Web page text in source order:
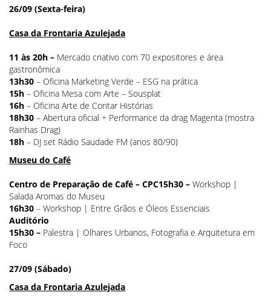
26/09 (Sexta-feira)
Casa da Frontaria Azulejada
11 às 20h – Mercado criativo com 70 expositores e área
gastronômica
13h30 – Oficina Marketing Verde – ESG na prática
15h – Oficina Mesa com Arte – Sousplat
16h – Oficina Arte de Contar Histórias
18h30 – Abertura oficial + Performance da drag Magenta (mostra
Rainhas Drag)
18h – DJ set Rádio Saudade FM (anos 80/90)
Museu do Café
Centro de Preparação de Café – CPC15h30 – Workshop |
Salada Aromas do Museu
16h30 – Workshop | Entre Grãos e Óleos Essenciais
Auditório
15h30 – Palestra | Olhares Urbanos, Fotografia e Arquitetura em
Foco
27/09 (Sábado)
Casa da Frontaria Azulejada